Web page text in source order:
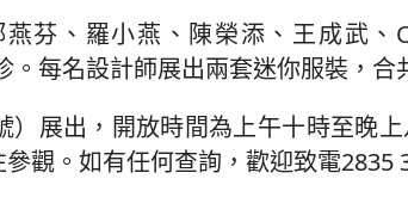
芬、羅小燕、陳榮添、王成武、
每名設計師展出兩套迷你服裝，合
展出，開放時間為上午十時至晚
觀。如有任何查詢，歡迎致電2835